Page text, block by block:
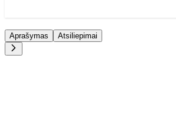
Aprašymas Atsiliepimai